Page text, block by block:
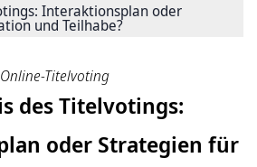
Interaktionsplan oder
und Teilhabe?
Online-Titelvoting
des Titelvotings:
oder Strategien für